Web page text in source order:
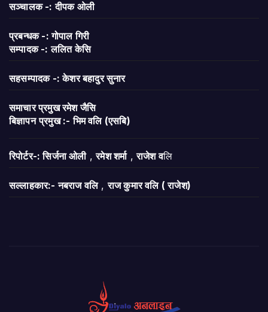
सञ्चालक -: दीपक ओली
प्रबन्धक -: गोपाल गिरी
सम्पादक -: ललित केसि
सहसम्पादक -: केशर बहादुर सुनार
समाचार प्रमुख रमेश जैसि
बिज्ञापन प्रमुख :- भिम वलि (एसबि)
रिपोर्टर-: सिर्जना ओली,रमेश शर्मा,राजेश वलि
सल्लाहकार:- नबराज वलि,राज कुमार वलि ( राजेश)